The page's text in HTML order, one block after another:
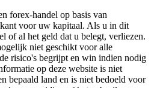
forex-handel op basis van
voor uw kapitaal. Als u in dit
of al het geld dat u belegt, verliezen.
niet geschikt voor alle
risico's begrijpt en win indien nodig
op deze website is niet
bepaald land en is niet bedoeld voor